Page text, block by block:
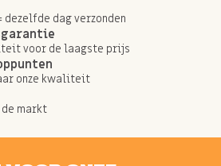
dezelfde dag verzonden
voor de laagste prijs
onze kwaliteit
markt